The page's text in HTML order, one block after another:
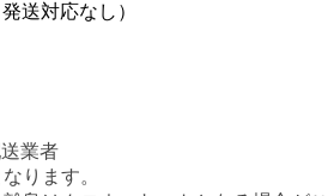
送対応なし）
業者
ります。